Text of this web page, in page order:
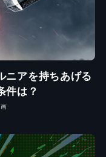
ニアを持ちあげる
件は？